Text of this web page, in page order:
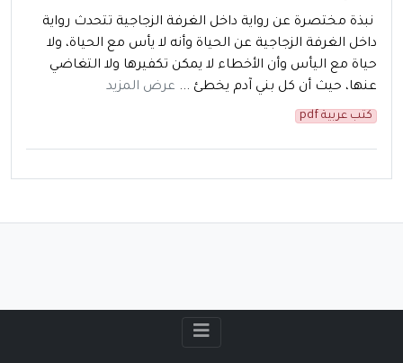
نبذة مختصرة عن رواية داخل الغرفة الزجاجية تتحدث رواية
داخل الغرفة الزجاجية عن الحياة وأنه لا يأس مع الحياة، ولا
حياة مع اليأس وأن الأخطاء لا يمكن تكفيرها ولا التغاضي
عنها، حيث أن كل بني آدم يخطئ ... عرض المزيد
كتب عربية pdf